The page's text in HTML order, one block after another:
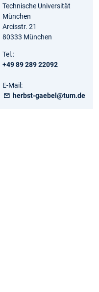
Technische Universität
München
Arcisstr. 21
80333 München
Tel.:
+49 89 289 22092
E-Mail:
herbst-gaebel@tum.de